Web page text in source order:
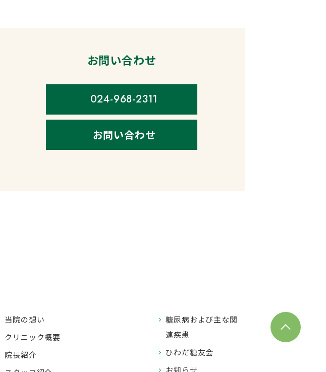
お問い合わせ
024-968-2311
お問い合わせ
当院の想い
クリニック概要
院長紹介
糖尿病および主な関
連疾患
ひわだ糖友会
お知らせ